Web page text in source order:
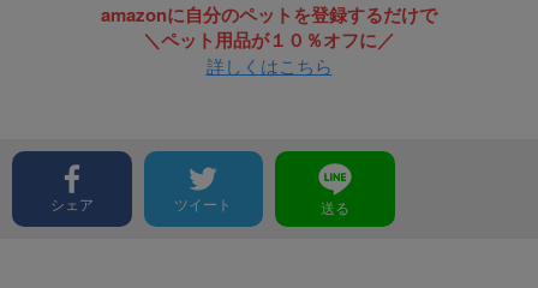
amazonに自分のペットを登録するだけで
＼ペット用品が１０％オフに／
詳しくはこちら
シェア ツイート 送る